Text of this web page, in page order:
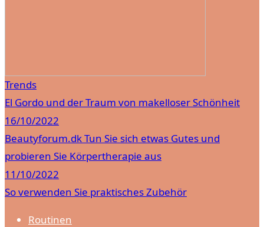
Trends
El Gordo und der Traum von makelloser Schönheit
16/10/2022
Beautyforum.dk Tun Sie sich etwas Gutes und
probieren Sie Körpertherapie aus
11/10/2022
So verwenden Sie praktisches Zubehör
Routinen